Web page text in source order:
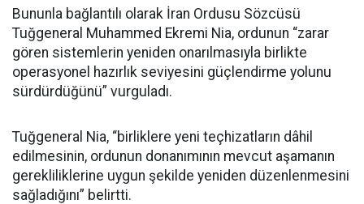
Bununla bağlantılı olarak İran Ordusu Sözcüsü
Tuğgeneral Muhammed Ekremi Nia, ordunun “zarar
gören sistemlerin yeniden onarılmasıyla birlikte
operasyonel hazırlık seviyesini güçlendirme yolunu
sürdürdüğünü” vurguladı.
Tuğgeneral Nia, “birliklere yeni teçhizatların dâhil
edilmesinin, ordunun donanımının mevcut aşamanın
gerekliliklerine uygun şekilde yeniden düzenlenmesini
sağladığını” belirtti.